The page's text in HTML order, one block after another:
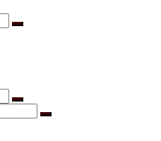
Buscar
Buscar
Buscar